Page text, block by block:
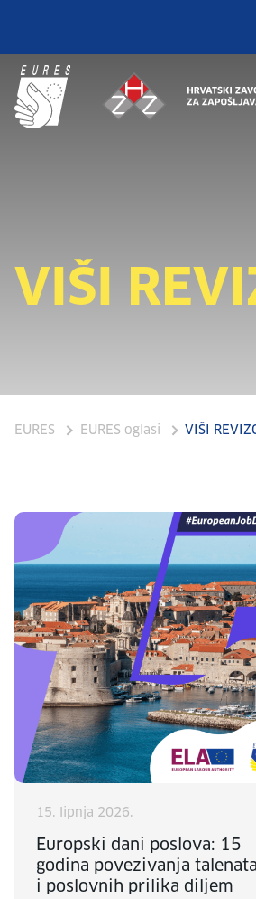
VIŠI
EURES EURES oglasi VIŠI
15. lipnja 2026.
Europski dani poslova: 15
godina povezivanja talenata
i poslovnih prilika diljem